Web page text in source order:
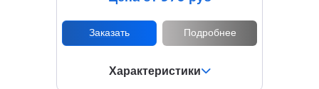
Заказать Подробнее
Характеристики